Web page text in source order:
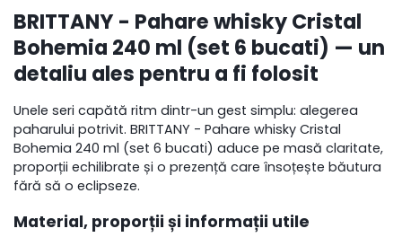
BRITTANY - Pahare whiskyCristal
Bohemia 240 ml (set 6 bucati) — un
detaliu ales pentru a fi folosit
Unele seri capătă ritm dintr-un gest simplu: alegerea
paharului potrivit. BRITTANY - Pahare whisky Cristal
Bohemia 240 ml (set 6 bucati) aduce pe masă claritate,
proporții echilibrate și o prezență care însoțește băutura
fără să o eclipseze.
Material, proporții și informații utile